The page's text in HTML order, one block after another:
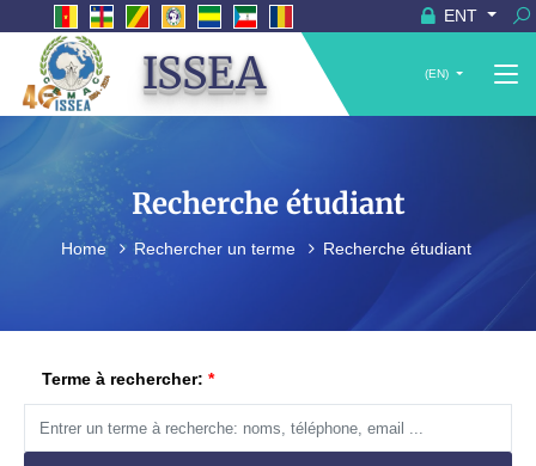
ENT
ISSEA (EN)
Recherche étudiant
Home Rechercher un terme Recherche étudiant
Terme à rechercher: